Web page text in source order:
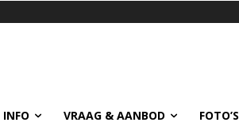
INFO VRAAG & AANBOD FOTO’S